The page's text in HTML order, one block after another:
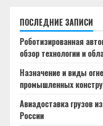
ПОСЛЕДНИЕ ЗАПИСИ
Роботизированная
обзор технологии и
Назначение и виды
промышленных
Авиадоставка грузов
России